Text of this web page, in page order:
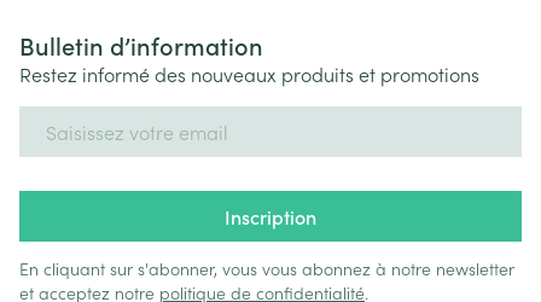
Bulletin d’information
Restez informé des nouveaux produits et promotions
Inscription
En cliquant sur s'abonner, vous vous abonnez à notre newsletter
et acceptez notre politique de confidentialité.